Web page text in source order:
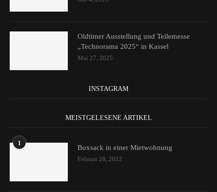
Oldtimer Ausstellung und Teilemesse
„Technorama 2025“ in Kassel
Mai 27, 2025
INSTAGRAM
MEISTGELESENE ARTIKEL
1
Boxsack in einer Mietwohnung
Februar 28, 2022